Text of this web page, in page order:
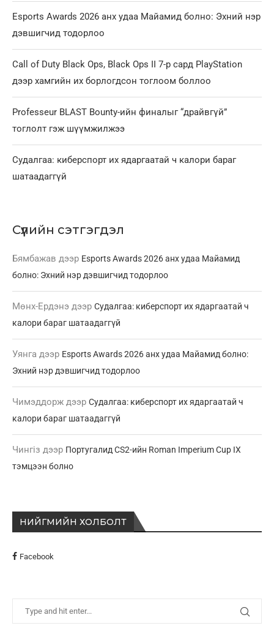
Esports Awards 2026 анх удаа Майамид болно: Эхний нэр
дэвшигчид тодорлоо
Call of Duty Black Ops, Black Ops II 7-р сард PlayStation
дээр хамгийн их борлогдсон тоглоом боллоо
Professeur BLAST Bounty-ийн финалыг “драйвгүй”
тоглолт гэж шүүмжилжээ
Судалгаа: киберспорт их ядаргаатай ч калори бараг
шатаадаггүй
Сүүлийн сэтгэгдэл
Бямбажав дээр Esports Awards 2026 анх удаа Майамид
болно: Эхний нэр дэвшигчид тодорлоо
Мөнх-Ердэнэ дээр Судалгаа: киберспорт их ядаргаатай ч
калори бараг шатаадаггүй
Уянга дээр Esports Awards 2026 анх удаа Майамид болно:
Эхний нэр дэвшигчид тодорлоо
Чимэддорж дээр Судалгаа: киберспорт их ядаргаатай ч
калори бараг шатаадаггүй
Чингіз дээр Португалид CS2-ийн Roman Imperium Cup IX
тэмцээн болно
НИЙГМИЙН ХОЛБОЛТ
Facebook